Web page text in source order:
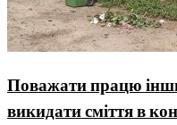
Поважати працю
викидати сміття в